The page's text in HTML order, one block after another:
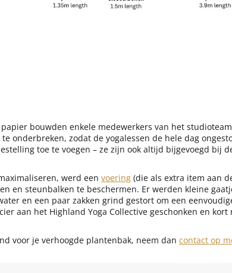
bouwden enkele medewerkers van het studioteam
onderbreken, zodat de yogalessen de hele dag
toe te voegen – ze zijn ook altijd bijgevoegd bij
werd een voering (die als extra item aan
en steunbalken te beschermen. Er werden kleine
en een paar zakken grind gestort om een
aan het Highland Yoga Collective geschonken en kort
voor je verhoogde plantenbak, neem dan contact op